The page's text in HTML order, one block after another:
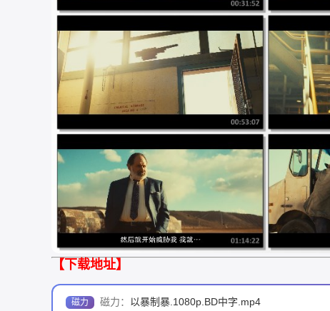
【下载地址】
磁力： 以暴制暴.1080p.BD中字.mp4